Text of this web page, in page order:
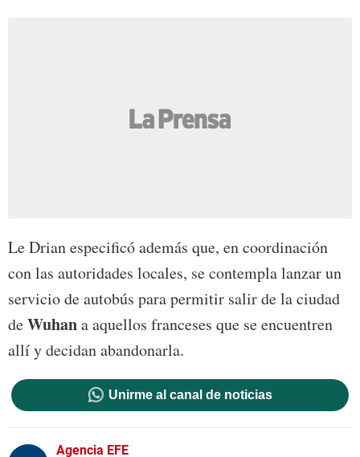
Le Drian especificó además que, en coordinación
con las autoridades locales, se contempla lanzar un
servicio de autobús para permitir salir de la ciudad
deWuhana aquellos franceses que se encuentren
allí y decidan abandonarla.
Unirme al canal de noticias
Agencia EFE